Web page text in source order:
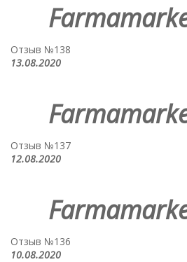
Отзыв №138
13.08.2020
Отзыв №137
12.08.2020
Отзыв №136
10.08.2020